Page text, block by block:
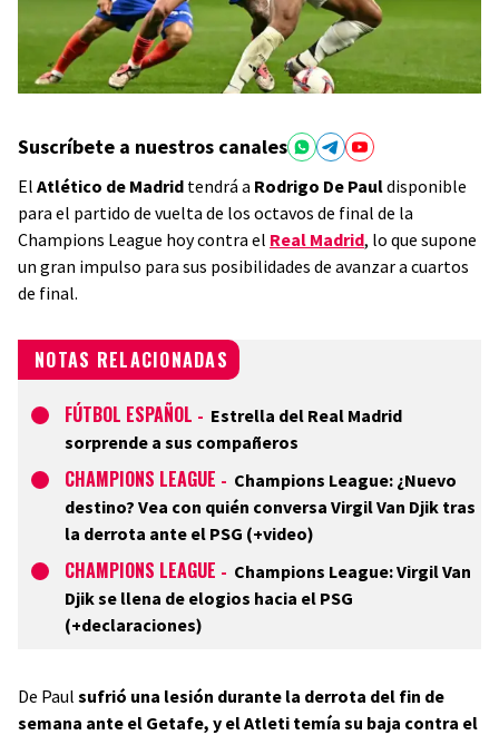
Suscríbete a nuestros canales
El Atlético de Madrid tendrá a Rodrigo De Pauldisponible
para el partido de vuelta de los octavos de final de la
Champions League hoy contra el Real Madrid, lo que supone
un gran impulso para sus posibilidades de avanzar a cuartos
de final.
NOTAS RELACIONADAS
FÚTBOL ESPAÑOL - Estrella del Real Madrid
sorprende a sus compañeros
CHAMPIONS LEAGUE - Champions League: ¿Nuevo
destino? Vea con quién conversa Virgil Van Djik tras
la derrota ante el PSG (+video)
CHAMPIONS LEAGUE - Champions League: Virgil Van
Djik se llena de elogios hacia el PSG
(+declaraciones)
De Paul sufrió una lesión durante la derrota del fin de
semana ante el Getafe, y el Atleti temía su baja contra el